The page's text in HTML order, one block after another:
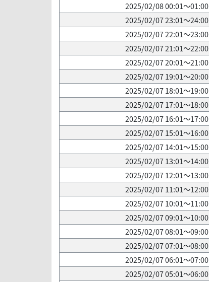
2025/02/08 00:01～01:00
2025/02/07 23:01～24:00
2025/02/07 22:01～23:00
2025/02/07 21:01～22:00
2025/02/07 20:01～21:00
2025/02/07 19:01～20:00
2025/02/07 18:01～19:00
2025/02/07 17:01～18:00
2025/02/07 16:01～17:00
2025/02/07 15:01～16:00
2025/02/07 14:01～15:00
2025/02/07 13:01～14:00
2025/02/07 12:01～13:00
2025/02/07 11:01～12:00
2025/02/07 10:01～11:00
2025/02/07 09:01～10:00
2025/02/07 08:01～09:00
2025/02/07 07:01～08:00
2025/02/07 06:01～07:00
2025/02/07 05:01～06:00